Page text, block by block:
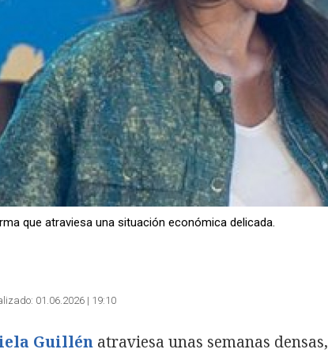
que atraviesa una situación económica delicada.
01.06.2026 | 19:10
Guillén atraviesa unas semanas